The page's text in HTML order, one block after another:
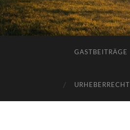
GASTBEITRÄGE
URHEBERRECHT